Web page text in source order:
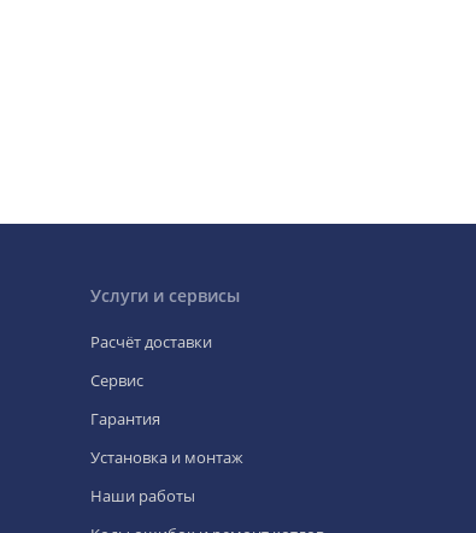
Услуги и сервисы
Расчёт доставки
Сервис
Гарантия
Установка и монтаж
Наши работы